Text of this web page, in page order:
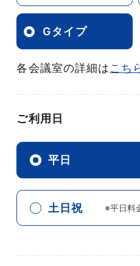
Gタイプ
各会議室の詳細はこち
ご利用日
平日
土日祝 ※平日料